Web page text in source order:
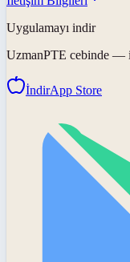
Uygulamayı indir
UzmanPTE cebinde —
İndirApp Store